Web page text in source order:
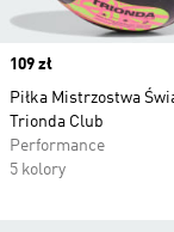
Price
109 zł
Piłka Mistrzostwa
Trionda Club
Performance
5 kolory